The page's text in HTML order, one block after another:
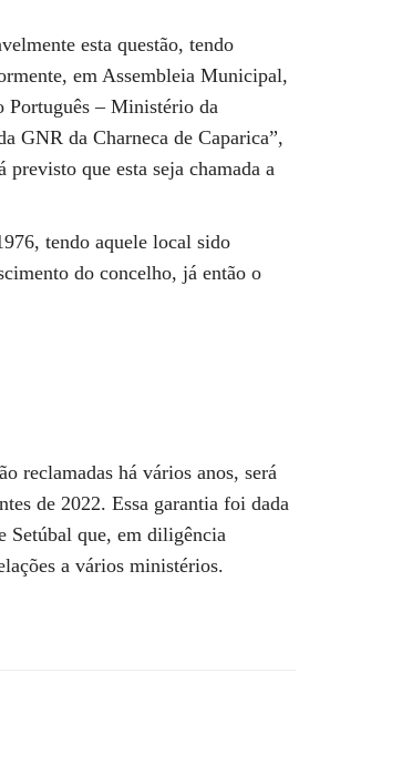
esta questão, tendo
em Assembleia Municipal,
Português – Ministério da
GNR da Charneca de Caparica”,
que esta seja chamada a
tendo aquele local sido
do concelho, já então o
reclamadas há vários anos, será
de 2022. Essa garantia foi dada
Setúbal que, em diligência
a vários ministérios.